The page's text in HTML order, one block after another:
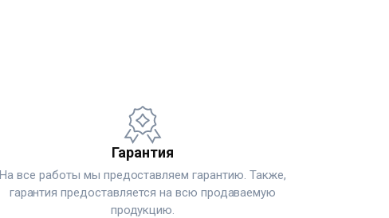
Гарантия
На все работы мы предоставляем гарантию. Также,
гарантия предоставляется на всю продаваемую
продукцию.